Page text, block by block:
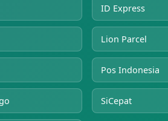
ID Express
Lion Parcel
Pos Indonesia
SiCepat